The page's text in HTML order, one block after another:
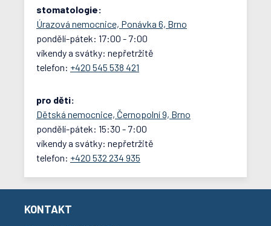
stomatologie:
Úrazová nemocnice, Ponávka 6, Brno
pondělí-pátek: 17:00 - 7:00
víkendy a svátky: nepřetržitě
telefon: +420 545 538 421
pro děti:
Dětská nemocnice, Černopolní 9, Brno
pondělí-pátek: 15:30 - 7:00
víkendy a svátky: nepřetržitě
telefon: +420 532 234 935
KONTAKT